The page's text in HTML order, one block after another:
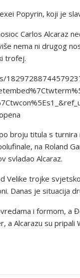
Popyrin, koji je
Carlos Alcaraz
nema ni drugog
trofej.
broju titula s
na Roland
svladao Alcaraz.
Velike trojke
Danas je situacija
i formom, a
a Alcarazu su pripali